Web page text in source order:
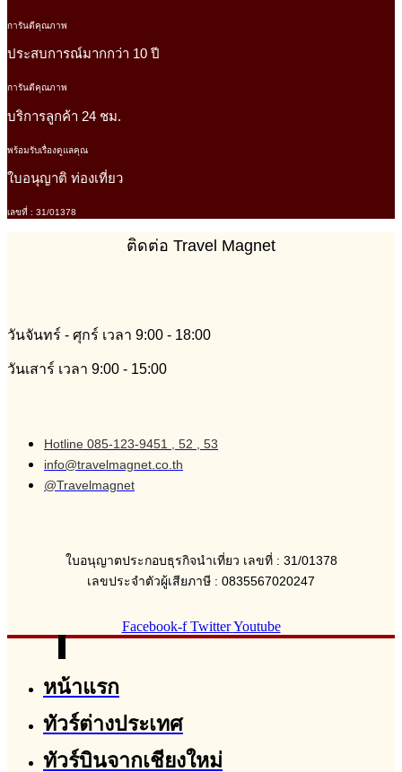
การันตีคุณภาพ
ประสบการณ์มากกว่า 10 ปี
การันตีคุณภาพ
บริการลูกค้า 24 ชม.
พร้อมรับเรื่องดูแลคุณ
ใบอนุญาติ ท่องเที่ยว
เลขที่ : 31/01378
ติดต่อ Travel Magnet
วันจันทร์ - ศุกร์ เวลา 9:00 - 18:00
วันเสาร์ เวลา 9:00 - 15:00
Hotline 085-123-9451 , 52 , 53
info@travelmagnet.co.th
@Travelmagnet
ใบอนุญาตประกอบธุรกิจนำเที่ยว เลขที่ : 31/01378
เลขประจำตัวผู้เสียภาษี : 0835567020247
Facebook-f Twitter Youtube
หน้าแรก
ทัวร์ต่างประเทศ
ทัวร์บินจากเชียงใหม่